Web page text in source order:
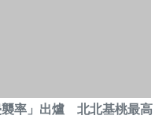
襲率」出爐 北北基桃最高